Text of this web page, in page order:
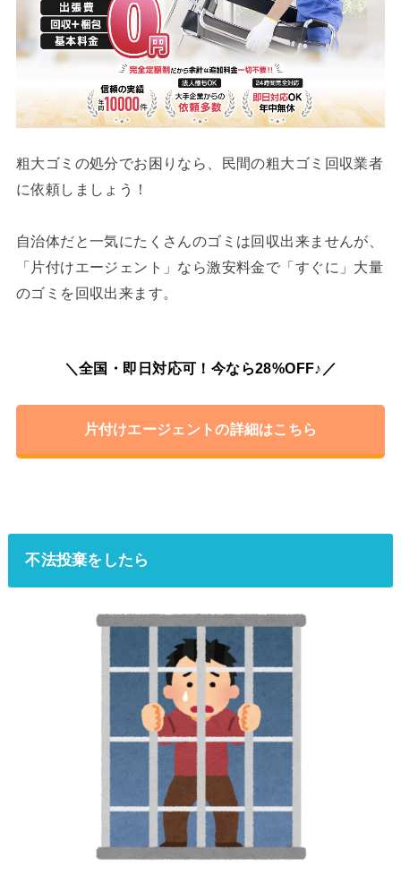
粗大ゴミの処分でお困りなら、民間の粗大ゴミ回収業者
に依頼しましょう！
自治体だと一気にたくさんのゴミは回収出来ませんが、
「片付けエージェント」なら激安料金で「すぐに」大量
のゴミを回収出来ます。
＼全国・即日対応可！今なら28%OFF♪／
片付けエージェントの詳細はこちら
不法投棄をしたら